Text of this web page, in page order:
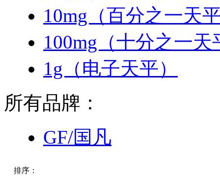
10mg（百分之一天
100mg（十分之一天
1g（电子天平）
所有品牌：
GF/国凡
排序：